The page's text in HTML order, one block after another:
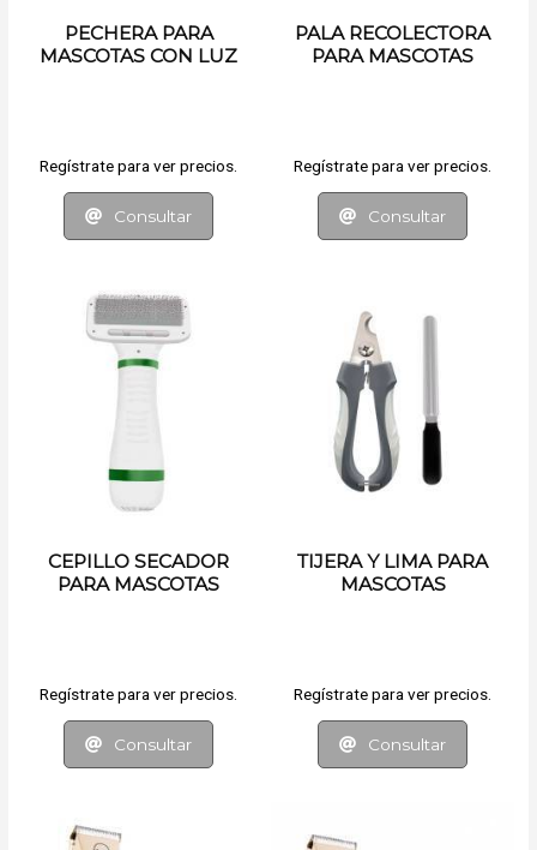
PECHERA PARA
MASCOTAS CON LUZ
Regístrate para ver precios.
Consultar
PALA RECOLECTORA
PARA MASCOTAS
Regístrate para ver precios.
Consultar
CEPILLO SECADOR
PARA MASCOTAS
Regístrate para ver precios.
Consultar
TIJERA Y LIMA PARA
MASCOTAS
Regístrate para ver precios.
Consultar